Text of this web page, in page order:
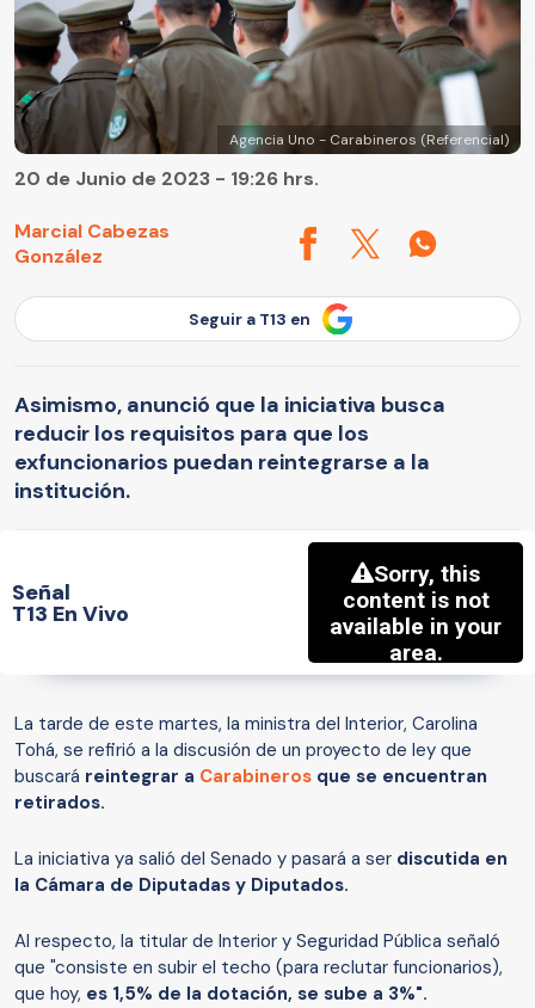
Agencia Uno - Carabineros (Referencial)
Marcial Cabezas
González
20 de Junio de 2023 - 19:26 hrs.
Seguir a T13 en
Asimismo, anunció que la iniciativa busca
reducir los requisitos para que los
exfuncionarios puedan reintegrarse a la
institución.
Señal
T13 En Vivo
La tarde de este martes, la ministra del Interior, Carolina
Tohá, se refirió a la discusión de un proyecto de ley que
buscará reintegrar a Carabineros que se encuentran
retirados.
La iniciativa ya salió del Senado y pasará a ser discutida en
la Cámara de Diputadas y Diputados.
Al respecto, la titular de Interior y Seguridad Pública señaló
que "consiste en subir el techo (para reclutar funcionarios),
que hoy, es 1,5% de la dotación, se sube a 3%".